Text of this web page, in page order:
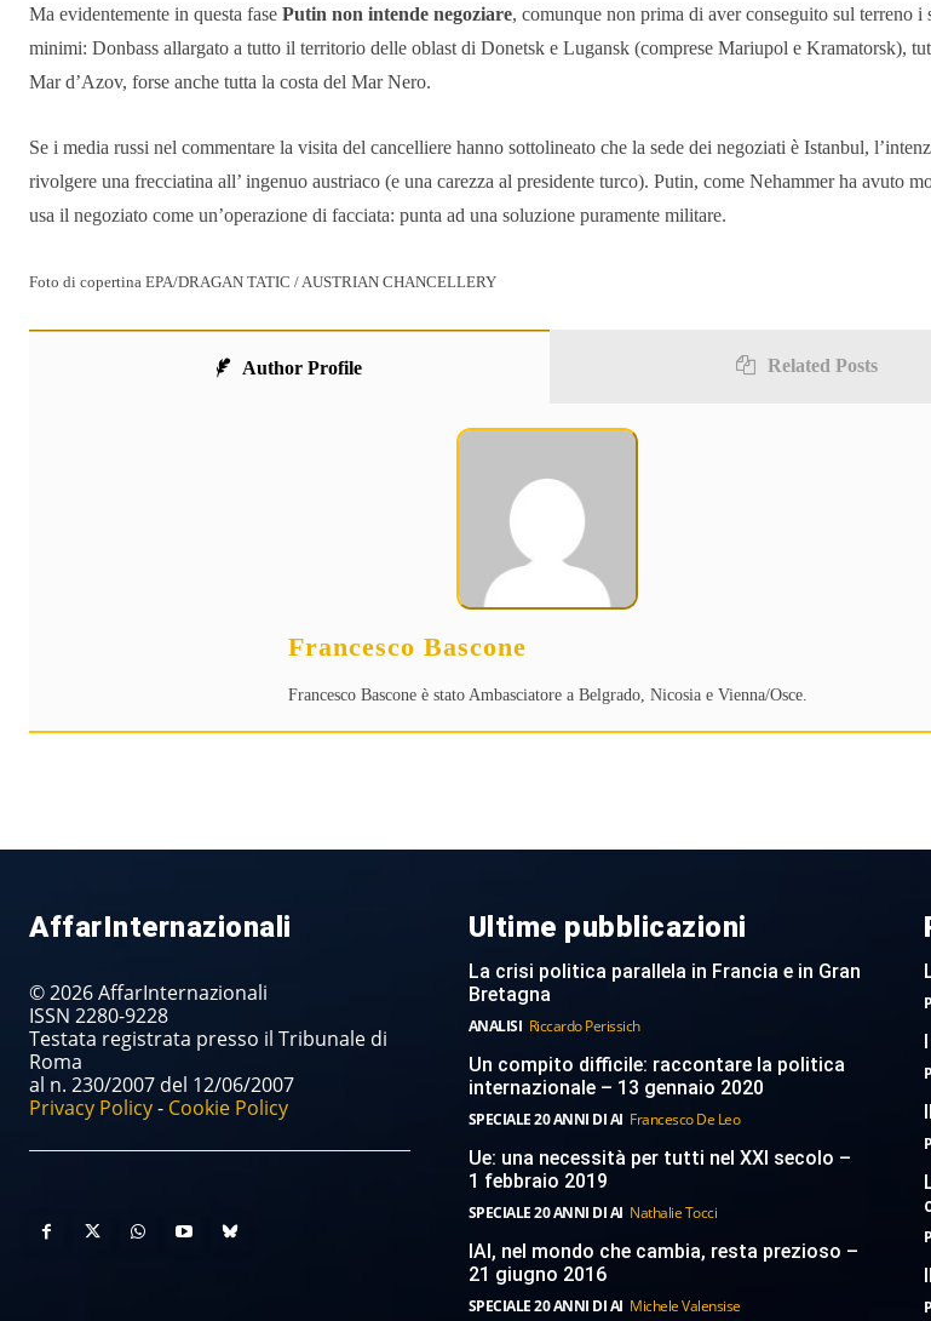
Ma evidentemente in questa fase Putin non intende negoziare, comunque non prima di aver conseguito sul terreno i
minimi: Donbass allargato a tutto il territorio delle oblast di Donetsk e Lugansk (comprese Mariupol e Kramatorsk),
Mar d’Azov, forse anche tutta la costa del Mar Nero.
Se i media russi nel commentare la visita del cancelliere hanno sottolineato che la sede dei negoziati è Istanbul,
rivolgere una frecciatina all’ ingenuo austriaco (e una carezza al presidente turco). Putin, come Nehammer ha avuto
usa il negoziato come un’operazione di facciata: punta ad una soluzione puramente militare.
Foto di copertina EPA/DRAGAN TATIC / AUSTRIAN CHANCELLERY
Author Profile Related Posts
Francesco Bascone
Francesco Bascone è stato Ambasciatore a Belgrado, Nicosia e Vienna/Osce.
AffarInternazionali
© 2026 AffarInternazionali
ISSN 2280-9228
Testata registrata presso il Tribunale di
Roma
al n. 230/2007 del 12/06/2007
Privacy Policy- Cookie Policy
Ultime pubblicazioni
La crisi politica parallela in Francia e in Gran
Bretagna
ANALISI Riccardo Perissich
Un compito difficile: raccontare la politica
internazionale – 13 gennaio 2020
SPECIALE 20 ANNI DI AI Francesco De Leo
Ue: una necessità per tutti nel XXI secolo –
1 febbraio 2019
SPECIALE 20 ANNI DI AI Nathalie Tocci
IAI, nel mondo che cambia, resta prezioso –
21 giugno 2016
SPECIALE 20 ANNI DI AI Michele Valensise